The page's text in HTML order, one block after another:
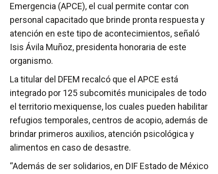
Emergencia (APCE), el cual permite contar con
personal capacitado que brinde pronta respuesta y
atención en este tipo de acontecimientos, señaló
Isis Ávila Muñoz, presidenta honoraria de este
organismo.
La titular del DFEM recalcó que el APCE está
integrado por 125 subcomités municipales de todo
el territorio mexiquense, los cuales pueden habilitar
refugios temporales, centros de acopio, además de
brindar primeros auxilios, atención psicológica y
alimentos en caso de desastre.
“Además de ser solidarios, en DIF Estado de México